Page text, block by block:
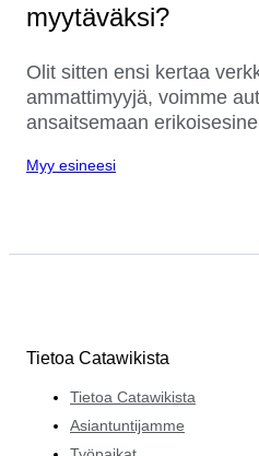
myytäväksi?
Olit sitten ensi kertaa
ammattimyyjä, voimme
ansaitsemaan
Myy esineesi
Tietoa Catawikista
Tietoa Catawikista
Asiantuntijamme